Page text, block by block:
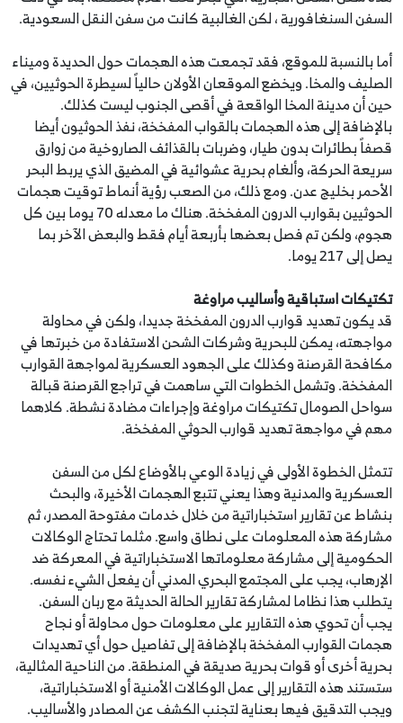
السفن السنغافورية ، لكن الغالبية كانت من سفن النقل السعودية.
أما بالنسبة للموقع، فقد تجمعت هذه الهجمات حول الحديدة وميناء
الصليف والمخا. ويخضع الموقعان الأولان حالياً لسيطرة الحوثيين، في
حين أن مدينة المخا الواقعة في أقصى الجنوب ليست كذلك.
بالإضافة إلى هذه الهجمات بالقواب المفخخة، نفذ الحوثيون أيضا
قصفاً بطائرات بدون طيار، وضربات بالقذائف الصاروخية من زوارق
سريعة الحركة، وألغام بحرية عشوائية في المضيق الذي يربط البحر
الأحمر بخليج عدن. ومع ذلك، من الصعب رؤية أنماط توقيت هجمات
الحوثيين بقوارب الدرون المفخخة. هناك ما معدله 70 يوما بين كل
هجوم، ولكن تم فصل بعضها بأربعة أيام فقط والبعض الآخر بما
يصل إلى 217 يوما.
تكتيكات استباقية وأساليب مراوغة
قد يكون تهديد قوارب الدرون المفخخة جديدا، ولكن في محاولة
مواجهته، يمكن للبحرية وشركات الشحن الاستفادة من خبرتها في
مكافحة القرصنة وكذلك على الجهود العسكرية لمواجهة القوارب
المفخخة. وتشمل الخطوات التي ساهمت في تراجع القرصنة قبالة
سواحل الصومال تكتيكات مراوغة وإجراءات مضادة نشطة. كلاهما
مهم في مواجهة تهديد قوارب الحوثي المفخخة.
تتمثل الخطوة الأولى في زيادة الوعي بالأوضاع لكل من السفن
العسكرية والمدنية وهذا يعني تتبع الهجمات الأخيرة، والبحث
بنشاط عن تقارير استخباراتية من خلال خدمات مفتوحة المصدر، ثم
مشاركة هذه المعلومات على نطاق واسع. مثلما تحتاج الوكالات
الحكومية إلى مشاركة معلوماتها الاستخباراتية في المعركة ضد
الإرهاب، يجب على المجتمع البحري المدني أن يفعل الشيء نفسه.
يتطلب هذا نظاما لمشاركة تقارير الحالة الحديثة مع ربان السفن.
يجب أن تحوي هذه التقارير على معلومات حول محاولة أو نجاح
هجمات القوارب المفخخة بالإضافة إلى تفاصيل حول أي تهديدات
بحرية أخرى أو قوات بحرية صديقة في المنطقة. من الناحية المثالية،
ستستند هذه التقارير إلى عمل الوكالات الأمنية أو الاستخباراتية،
ويجب التدقيق فيها بعناية لتجنب الكشف عن المصادر والأساليب.